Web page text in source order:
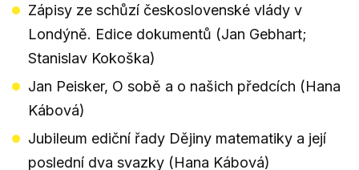
Zápisy ze schůzí československé vlády v
Londýně. Edice dokumentů (Jan Gebhart;
Stanislav Kokoška)
Jan Peisker, O sobě a o našich předcích (Hana
Kábová)
Jubileum ediční řady Dějiny matematiky a její
poslední dva svazky (Hana Kábová)